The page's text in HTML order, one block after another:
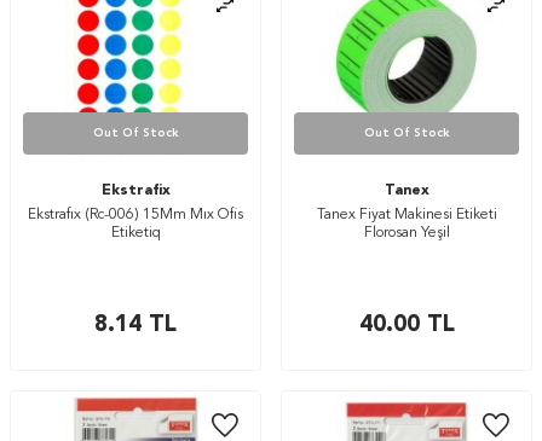
Out Of Stock
Ekstrafix
Ekstrafıx (Rc-006) 15Mm Mıx Ofis
Etiketiq
8.14 TL
Out Of Stock
Tanex
Tanex Fiyat Makinesi Etiketi
Florosan Yeşil
40.00TL